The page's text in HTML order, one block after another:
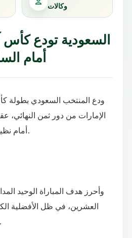
وكالات
السعودية تودع
أمام
ودع المنتخب السعودي بطولة
الإمارات من دور ثمن النهائي،
أمام نظيره الياباني بهدف نظيف.
وأحرز هدف المباراة الوحيد
العشرين، في ظل الأفضلية
الذي فشل في التهديف.